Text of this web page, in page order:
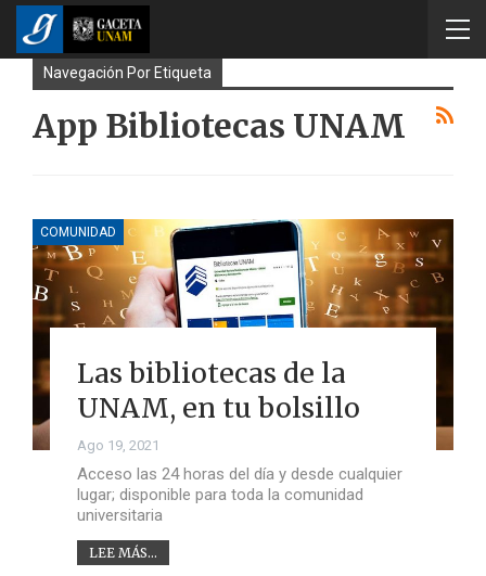
Navegación Por Etiqueta
App Bibliotecas UNAM
COMUNIDAD
Las bibliotecas de la
UNAM, en tu bolsillo
Ago 19, 2021
Acceso las 24 horas del día y desde cualquier
lugar; disponible para toda la comunidad
universitaria
LEE MÁS...